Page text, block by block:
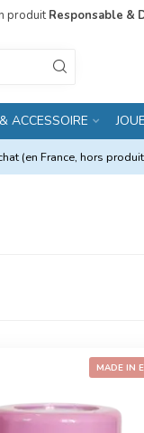
produitResponsable &
ACCESSOIRE
(en France, hors
MADE IN